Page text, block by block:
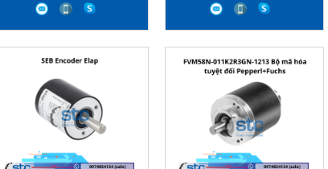
tính TR Electronic